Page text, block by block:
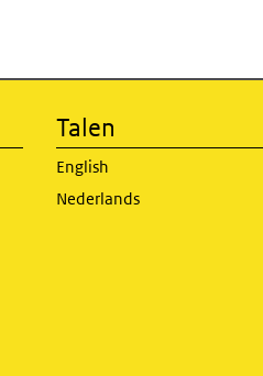
Talen
English
Nederlands